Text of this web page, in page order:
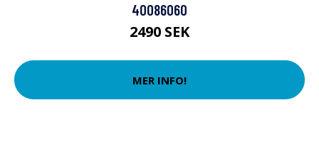
40086060
2490 SEK
MER INFO!